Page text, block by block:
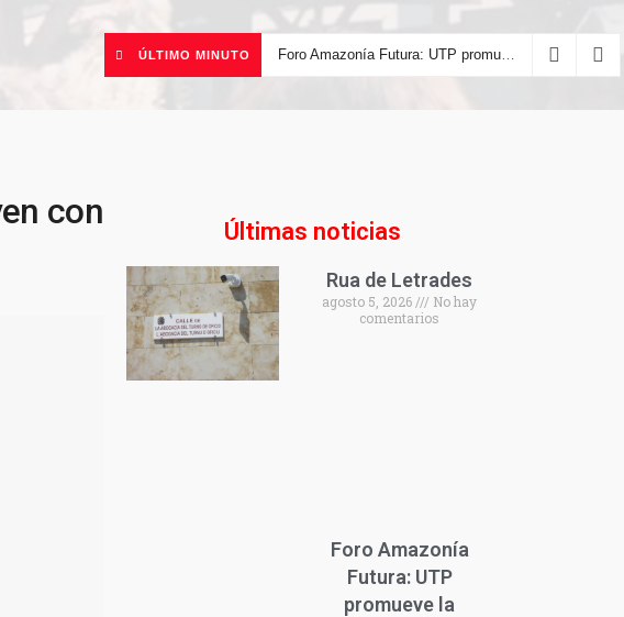
ÚLTIMO MINUTO Foro Amazonía Futura: UTP promueve la innovación tecnológica y el desarrollo sostenible de la Amazonía peruana
con
Últimas noticias
Rua de Letrades
agosto 5, 2026
No hay
comentarios
Foro Amazonía
Futura: UTP
promueve la